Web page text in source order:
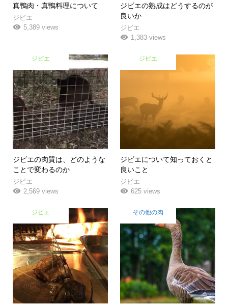
真鴨肉・真鴨料理について
ジビエ
5,389 views
ジビエの熟成はどうするのが
良いか
ジビエ
1,383 views
ジビエ
ジビエの肉質は、どのような
ことで変わるのか
ジビエ
2,569 views
ジビエ
ジビエについて知っておくと
良いこと
ジビエ
625 views
ジビエ その他の肉